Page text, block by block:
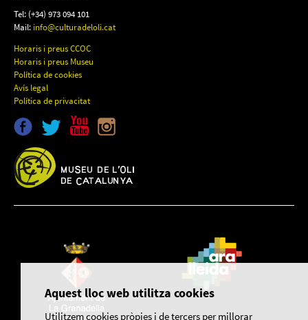
Tel: (+34) 973 094 101
Mail: info@culturadeloli.cat
Horaris i preus CCOC
Horaris i preus Museu
Política de cookies
Avís legal
Política de privacitat
Aquest lloc web utilitza cookies
Utilitzem cookies pròpies i de tercers per millorar